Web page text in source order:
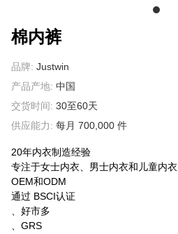
棉内裤
品牌: Justwin
产品产地: 中国
交货时间: 30至60天
供应能力: 每月 700,000 件
20年内衣制造经验
专注于女士内衣、男士内衣和儿童内衣
OEM和ODM
通过 BSCI认证
、好市多
、GRS